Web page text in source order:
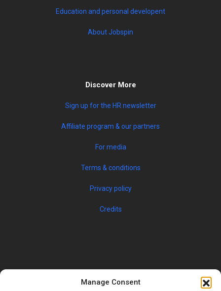
Manage Consent
Education and personal developent
About Jobspin
Discover More
Sign up for the HR newsletter
Affiliate program & our partners
For media
Terms & conditions
Privacy policy
Credits